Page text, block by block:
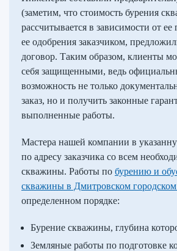
(заметим, что стоимость бурения
рассчитывается в зависимости от
ее одобрения заказчиком,
договор. Таким образом, клиенты
себя защищенными, ведь
возможность не только
заказ, но и получить законные
выполненные работы.
Мастера нашей компании в
по адресу заказчика со всем
скважины. Работы по бурению и
скважины в Дмитровском городском
определенном порядке:
Бурение скважины, глубина
Земляные работы по подготовке